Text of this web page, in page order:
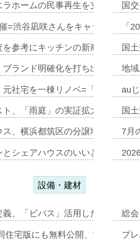
ラホームの民事再生を支援=スポ
=渋谷凪咲さんをキャラクター
参考にキッチンの新商品=「フ
ランド明確化を打ち出す=年内
社宅を一棟リノベ=「職住遊」
、「雨庭」の実証拡大へ=ガー
ス、横浜都筑区の分譲地開発で初
とシェアハウスのいいとこどりの
国
「
国
地
au
国
7月
設備・建材
義、「ビバス」活用した新入浴法
住宅版にも無料公開、YKKAPと
総
プ